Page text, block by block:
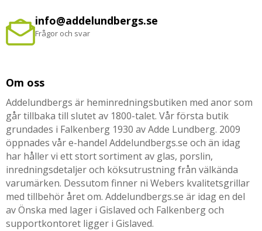
info@addelundbergs.se
Frågor och svar
Om oss
Addelundbergs är heminredningsbutiken med anor som
går tillbaka till slutet av 1800-talet. Vår första butik
grundades i Falkenberg 1930 av Adde Lundberg. 2009
öppnades vår e-handel Addelundbergs.se och än idag
har håller vi ett stort sortiment av glas, porslin,
inredningsdetaljer och köksutrustning från välkända
varumärken. Dessutom finner ni Webers kvalitetsgrillar
med tillbehör året om. Addelundbergs.se är idag en del
av Önska med lager i Gislaved och Falkenberg och
supportkontoret ligger i Gislaved.